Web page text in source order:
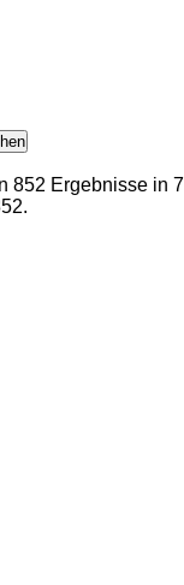
852 Ergebnisse in